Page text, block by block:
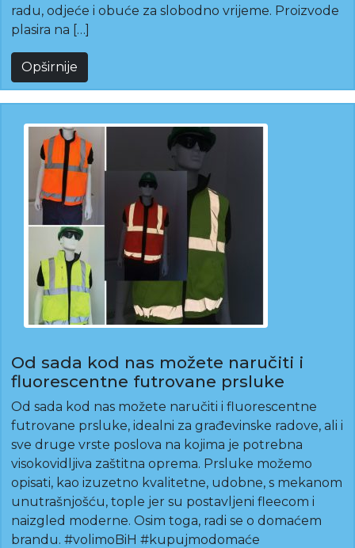
radu, odjeće i obuće za slobodno vrijeme. Proizvode
plasira na […]
Opširnije
Od sada kod nas možete naručiti i
fluorescentne futrovane prsluke
Od sada kod nas možete naručiti i fluorescentne
futrovane prsluke, idealni za građevinske radove, ali i
sve druge vrste poslova na kojima je potrebna
visokovidljiva zaštitna oprema. Prsluke možemo
opisati, kao izuzetno kvalitetne, udobne, s mekanom
unutrašnjošću, tople jer su postavljeni fleecom i
naizgled moderne. Osim toga, radi se o domaćem
brandu. #volimoBiH #kupujmodomaće